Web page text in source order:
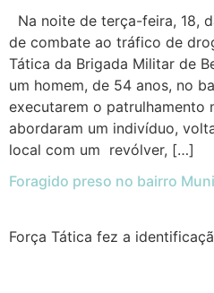
Na noite de terça-feira, 18,
de combate ao tráfico de
Tática da Brigada Militar de
um homem, de 54 anos, no
executarem o patrulhamento
abordaram um indivíduo,
local com um revólver, […]
Foragido preso no bairro
Força Tática fez a